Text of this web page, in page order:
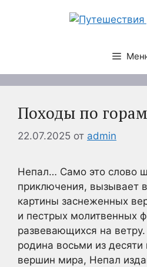
Походы по
22.07.2025 от admin
Непал… Само это слово
приключения, вызывает
картины заснеженных
и пестрых молитвенных
развевающихся на
родина восьми из
вершин мира, Непал